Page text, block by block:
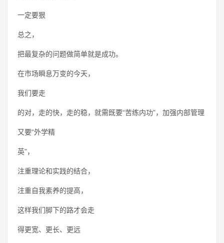
一定要狠
总之，
把最复杂的问题做简单就是成功。
在市场瞬息万变的今天，
我们要走
的对，走的快，走的稳，就需既要“苦练内功”，加强内部管理
又要“外学精
英”，
注重理论和实践的结合，
注重自我素养的提高，
这样我们脚下的路才会走
得更宽、更长、更远